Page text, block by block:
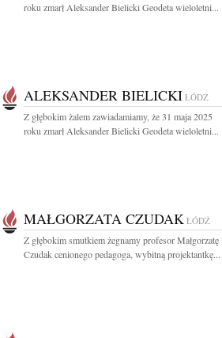
roku zmarł Aleksander Bielicki Geodeta wieloletni...
ALEKSANDER BIELICKI ŁÓDŹ
Z głębokim żalem zawiadamiamy, że 31 maja 2025
roku zmarł Aleksander Bielicki Geodeta wieloletni...
MAŁGORZATA CZUDAK ŁÓDŹ
Z głębokim smutkiem żegnamy profesor Małgorzatę
Czudak cenionego pedagoga, wybitną projektantkę...